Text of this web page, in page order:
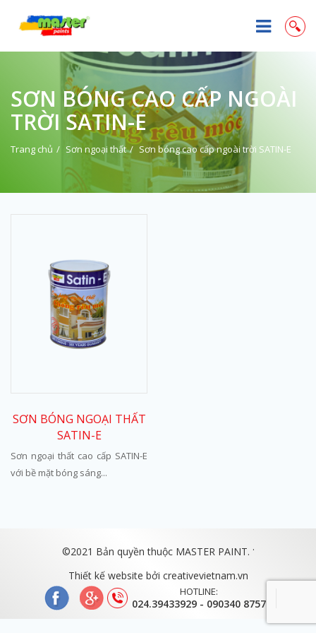
SƠN BÓNG CAO CẤP NGOÀI
TRỜI SATIN-E
Trang chủ Sơn ngoại thất Sơn bóng cao cấp ngoài trời SATIN-E
SƠN BÓNG NGOẠI THẤT
SATIN-E
Sơn ngoại thất cao cấp SATIN-E
với bề mặt bóng sáng...
©2021 Bản quyền thuộc MASTER PAINT. .
Thiết kế website bởi creativevietnam.vn
HOTLINE:
024.39433929 - 090340 8757